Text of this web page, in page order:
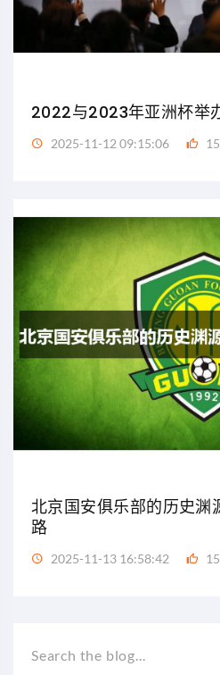
2022与2023年亚洲杯举
2025-11-12 09:15:06
北京国安俱乐部的历史渊
路
2025-11-13 16:58:42
Search the blog...